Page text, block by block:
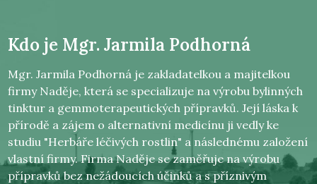
Kdo je Mgr. Jarmila Podhorná
Mgr. Jarmila Podhorná je zakladatelkou a majitelkou
firmy Naděje, která se specializuje na výrobu bylinných
tinktur a gemmoterapeutických přípravků. Její láska k
přírodě a zájem o alternativní medicínu ji vedly ke
studiu "Herbáře léčivých rostlin" a následnému založení
vlastní firmy. Firma Naděje se zaměřuje na výrobu
přípravků bez nežádoucích účinků a s příznivým